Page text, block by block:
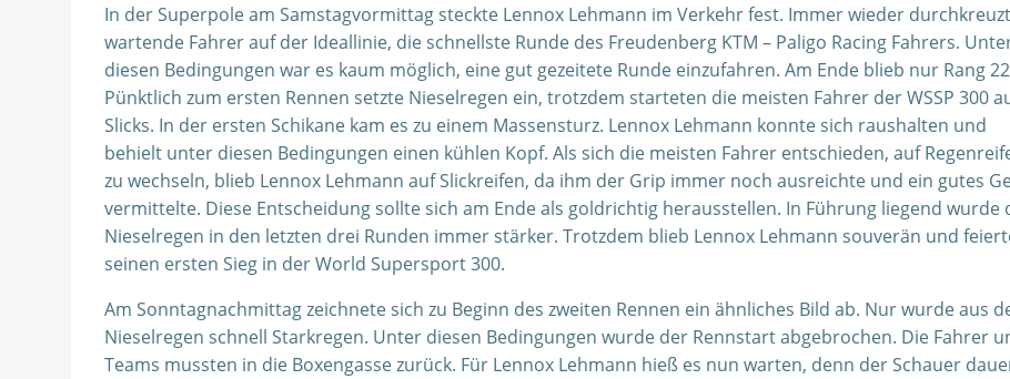
In der Superpole am Samstagvormittag steckte Lennox Lehmann im Verkehr fest. Immer wieder
wartende Fahrer auf der Ideallinie, die schnellste Runde des Freudenberg KTM – Paligo Racing Fahrers.
diesen Bedingungen war es kaum möglich, eine gut gezeitete Runde einzufahren. Am Ende blieb nur Rang
Pünktlich zum ersten Rennen setzte Nieselregen ein, trotzdem starteten die meisten Fahrer der WSSP 300
Slicks. In der ersten Schikane kam es zu einem Massensturz. Lennox Lehmann konnte sich raushalten und
behielt unter diesen Bedingungen einen kühlen Kopf. Als sich die meisten Fahrer entschieden, auf
zu wechseln, blieb Lennox Lehmann auf Slickreifen, da ihm der Grip immer noch ausreichte und ein gutes
vermittelte. Diese Entscheidung sollte sich am Ende als goldrichtig herausstellen. In Führung liegend wurde
Nieselregen in den letzten drei Runden immer stärker. Trotzdem blieb Lennox Lehmann souverän und
seinen ersten Sieg in der World Supersport 300.
Am Sonntagnachmittag zeichnete sich zu Beginn des zweiten Rennen ein ähnliches Bild ab. Nur wurde aus
Nieselregen schnell Starkregen. Unter diesen Bedingungen wurde der Rennstart abgebrochen. Die Fahrer
Teams mussten in die Boxengasse zurück. Für Lennox Lehmann hieß es nun warten, denn der Schauer